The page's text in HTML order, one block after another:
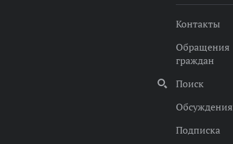
Контакты
Обращения
граждан
Поиск
Обсуждения
Подписка